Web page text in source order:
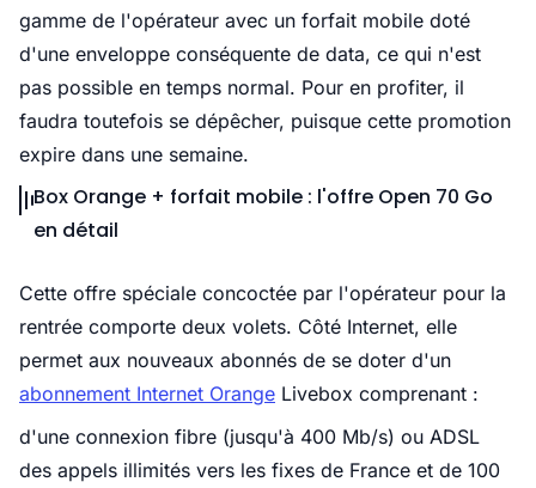
gamme de l'opérateur avec un forfait mobile doté
d'une enveloppe conséquente de data, ce qui n'est
pas possible en temps normal. Pour en profiter, il
faudra toutefois se dépêcher, puisque cette promotion
expire dans une semaine.
Box Orange + forfait mobile : l'offre Open 70 Go
en détail
Cette offre spéciale concoctée par l'opérateur pour la
rentrée comporte deux volets. Côté Internet, elle
permet aux nouveaux abonnés de se doter d'un
abonnement Internet Orange Livebox comprenant :
d'une connexion fibre (jusqu'à 400 Mb/s) ou ADSL
des appels illimités vers les fixes de France et de 100